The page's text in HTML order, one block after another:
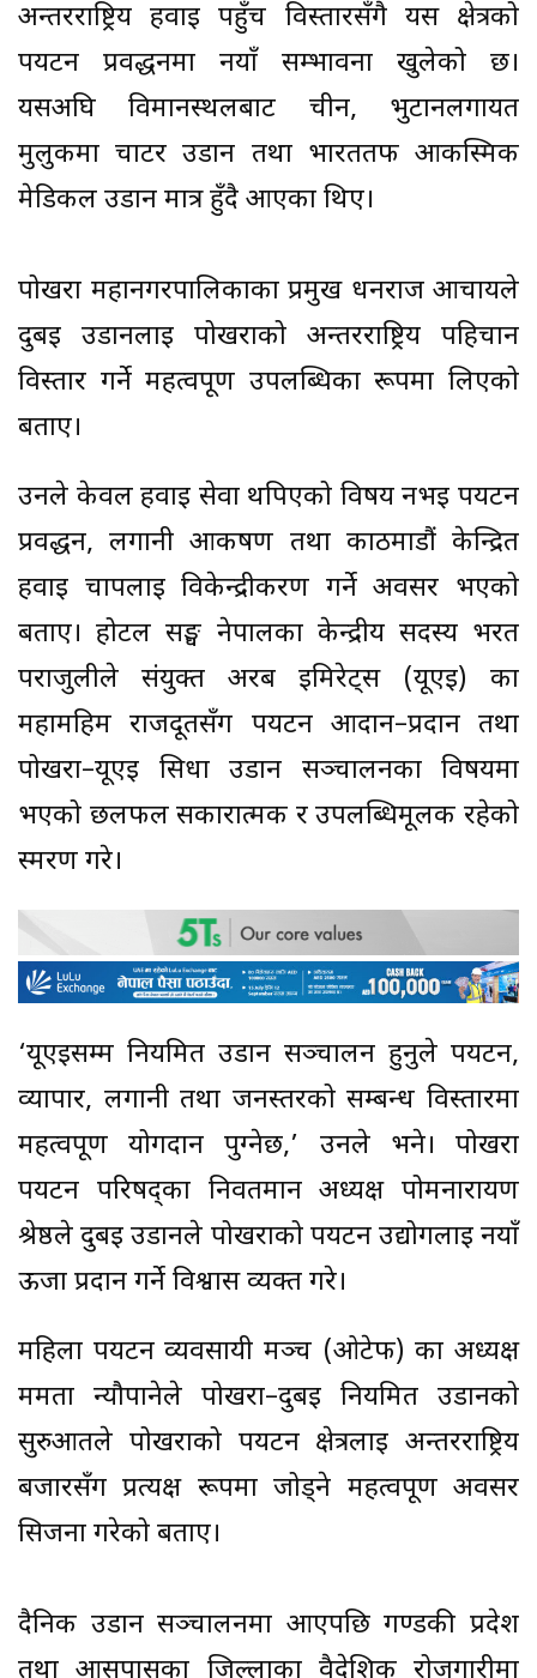
अन्तरराष्ट्रिय हवाई पहुँच विस्तारसँगै यस क्षेत्रको
पर्यटन प्रवर्द्धनमा नयाँ सम्भावना खुलेको छ।
यसअघि विमानस्थलबाट चीन, भुटानलगायत
मुलुकमा चार्टर उडान तथा भारततर्फ आकस्मिक
मेडिकल उडान मात्र हुँदै आएका थिए।
पोखरा महानगरपालिकाका प्रमुख धनराज आचार्यले
दुबई उडानलाई पोखराको अन्तरराष्ट्रिय पहिचान
विस्तार गर्ने महत्वपूर्ण उपलब्धिका रूपमा लिएको
बताए।
उनले केवल हवाई सेवा थपिएको विषय नभई पर्यटन
प्रवर्द्धन, लगानी आकर्षण तथा काठमाडौं केन्द्रित
हवाई चापलाई विकेन्द्रीकरण गर्ने अवसर भएको
बताए। होटल सङ्घ नेपालका केन्द्रीय सदस्य भरत
पराजुलीले संयुक्त अरब इमिरेट्स (यूएई) का
महामहिम राजदूतसँग पर्यटन आदान–प्रदान तथा
पोखरा–यूएई सिधा उडान सञ्चालनका विषयमा
भएको छलफल सकारात्मक र उपलब्धिमूलक रहेको
स्मरण गरे।
‘यूएईसम्म नियमित उडान सञ्चालन हुनुले पर्यटन,
व्यापार, लगानी तथा जनस्तरको सम्बन्ध विस्तारमा
महत्वपूर्ण योगदान पुग्नेछ,’ उनले भने। पोखरा
पर्यटन परिषद्का निवर्तमान अध्यक्ष पोमनारायण
श्रेष्ठले दुबई उडानले पोखराको पर्यटन उद्योगलाई नयाँ
ऊर्जा प्रदान गर्ने विश्वास व्यक्त गरे।
महिला पर्यटन व्यवसायी मञ्च (ओटेफ) का अध्यक्ष
ममता न्यौपानेले पोखरा–दुबई नियमित उडानको
सुरुआतले पोखराको पर्यटन क्षेत्रलाई अन्तरराष्ट्रिय
बजारसँग प्रत्यक्ष रूपमा जोड्ने महत्वपूर्ण अवसर
सिर्जना गरेको बताए।
दैनिक उडान सञ्चालनमा आएपछि गण्डकी प्रदेश